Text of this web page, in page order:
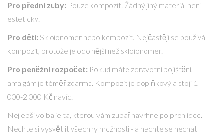
Pro přední zuby: Pouze kompozit. Žádný jiný materiál není
estetický.
Pro děti: Skloionomer nebo kompozit. Nejčastěji se používá
kompozit, protože je odolnější než skloionomer.
Pro peněžní rozpočet: Pokud máte zdravotní pojištění,
amalgám je téměř zdarma. Kompozit je doplňkový a stojí 1
000-2 000 Kč navíc.
Nejlepší volba je ta, kterou vám zubař navrhne po prohlídce.
Nechte si vysvětlit všechny možnosti - a nechte se nechat